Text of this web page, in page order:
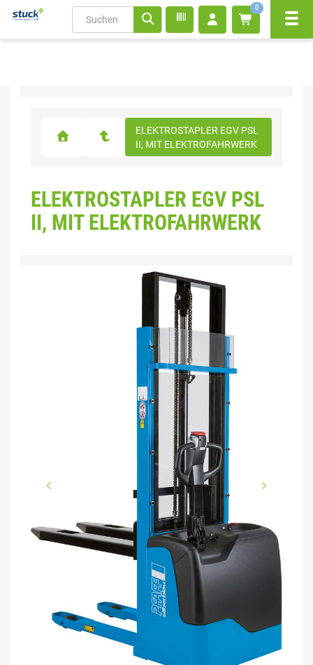
0
ELEKTROSTAPLER EGV PSL
II, MIT ELEKTROFAHRWERK
ELEKTROSTAPLER EGV PSL
II, MIT ELEKTROFAHRWERK